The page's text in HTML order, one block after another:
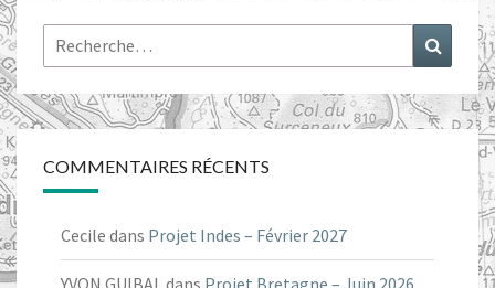
Rechercher :
COMMENTAIRES RÉCENTS
Cecile dans Projet Indes – Février 2027